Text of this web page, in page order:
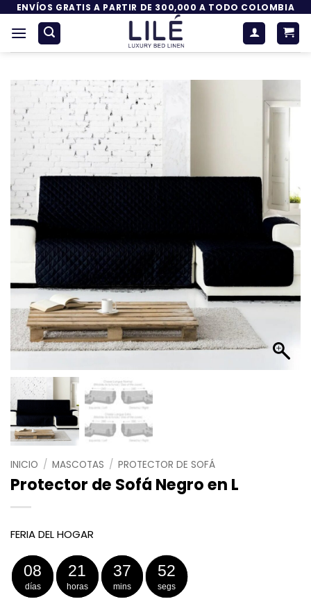
Saltar
contenido
ENVÍOS GRATIS A PARTIR DE 300,000 A TODO COLOMBIA
INICIO / MASCOTAS / PROTECTOR DE SOFÁ
Protector de Sofá Negro en L
FERIA DEL HOGAR
08
días
21
horas
37
mins
52
segs